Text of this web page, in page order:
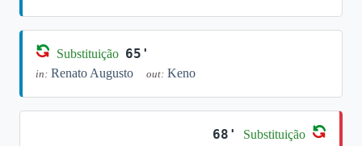
Substituição 65'
in: Renato Augusto out: Keno
68' Substituição